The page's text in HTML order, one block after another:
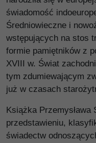
świadomość
Średniowieczne i
wstępujących na stos
formie pamiętników z
XVIII w. Świat
tym zdumiewającym
już w czasach
Książka
przedstawieniu,
świadectw